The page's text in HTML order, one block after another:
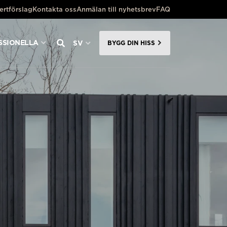
Kontakta ossAnmälan till nyhetsbrevFAQ
SV BYGG DIN HISS